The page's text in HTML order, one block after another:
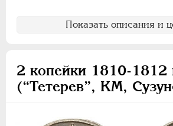
Показать описания и
2 копейки 1810-1812
(“Тетерев”, КМ,